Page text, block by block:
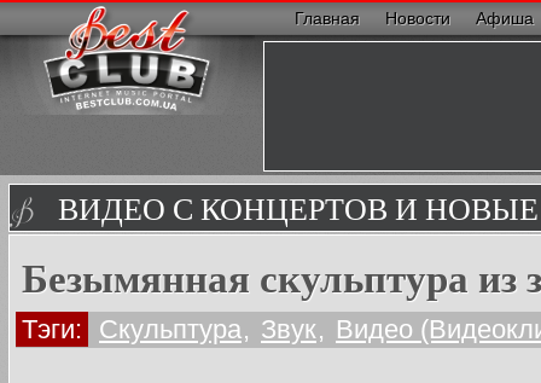
Главная Новости Афиша
ВИДЕО С КОНЦЕРТОВ И
Безымянная скульптура из
Тэги: Скульптура, Звук, Видео